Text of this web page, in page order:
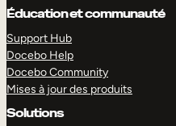
Éducation et communauté
Support Hub
Docebo Help
Docebo Community
Mises à jour des produits
Solutions